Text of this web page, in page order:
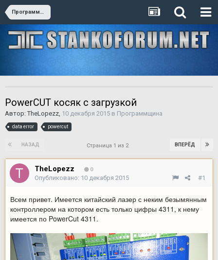
Программщина
PowerCUT косяк с загрузкой
Автор:TheLopezz, 10 декабря 2015 в Программщина
data error powercut
НАЗАД ВПЕРЁД
Страница 1 из 2
TheLopezz 0
#1
Опубликовано: 10 декабря 2015
Всем привет. Имеется китайский лазер с неким безымянным
контроллером на котором есть только цифры 4311, к нему
имеется по PowerCut 4311.